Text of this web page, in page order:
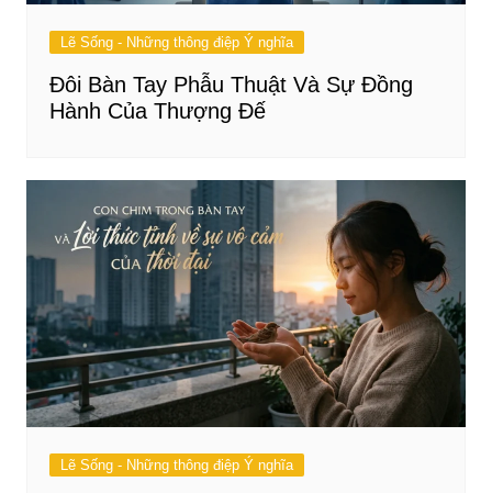
Lẽ Sống - Những thông điệp Ý nghĩa
Đôi Bàn Tay Phẫu Thuật Và Sự Đồng
Hành Của Thượng Đế
Lẽ Sống - Những thông điệp Ý nghĩa